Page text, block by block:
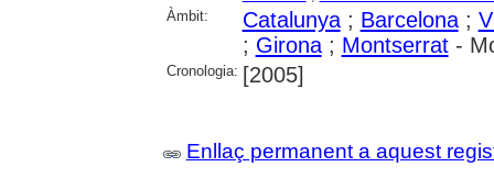
Àmbit:
Catalunya; Barcelona;
; Girona; Montserrat-
Cronologia: [2005]
Enllaç permanent a aquest